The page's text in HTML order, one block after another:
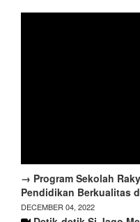
→ Program Sekolah
Pendidikan Berkualitas
DECEMBER 04, 2022